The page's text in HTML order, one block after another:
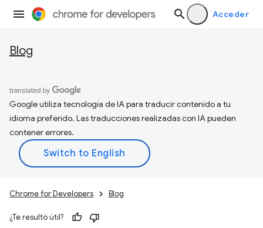
Acceder
Blog
Google utiliza tecnología de IA para traducir contenido a tu
idioma preferido. Las traducciones realizadas con IA pueden
contener errores.
Chrome for Developers Blog
¿Te resultó útil?